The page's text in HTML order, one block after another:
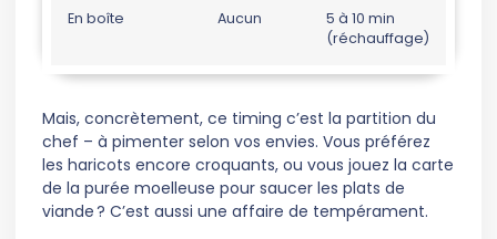
En boîte Aucun
5 à 10 min
(réchauffage)
Mais, concrètement, ce timing c’est la partition du
chef – à pimenter selon vos envies. Vous préférez
les haricots encore croquants, ou vous jouez la carte
de la purée moelleuse pour saucer les plats de
viande ? C’est aussi une affaire de tempérament.